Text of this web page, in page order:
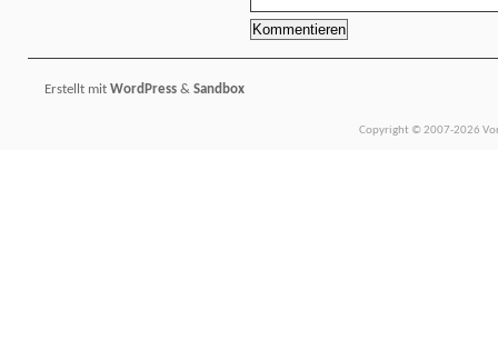
Erstellt mit WordPress & Sandbox
Copyright © 2007-2026